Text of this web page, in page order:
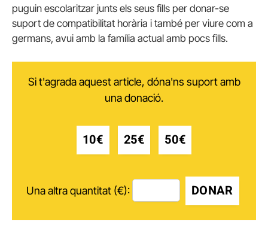
puguin escolaritzar junts els seus fills per donar-se
suport de compatibilitat horària i també per viure com a
germans, avui amb la família actual amb pocs fills.
Si t'agrada aquest article, dóna'ns suport amb
una donació.
10€ 25€ 50€
Una altra quantitat (€): DONAR